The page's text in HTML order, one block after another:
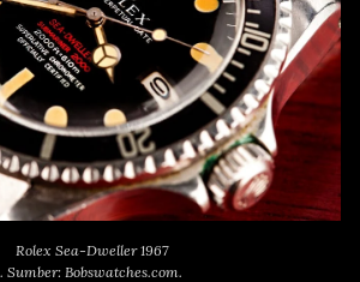
Rolex Sea-Dweller 1967
. Sumber: Bobswatches.com.